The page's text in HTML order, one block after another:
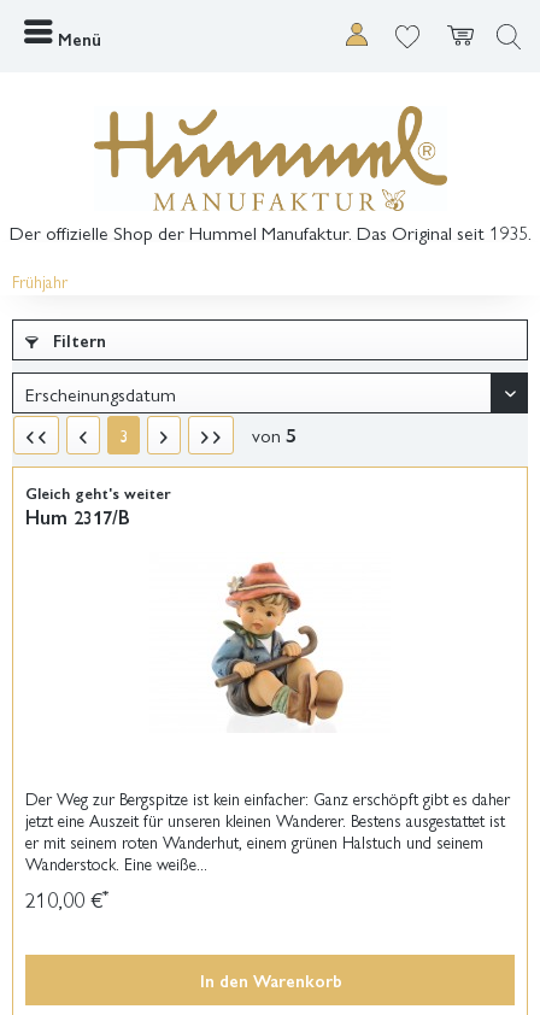
Menü
Der offizielle Shop der Hummel Manufaktur. Das Original seit 1935.
Frühjahr
Filtern
3 von 5
Gleich geht's weiter
Hum 2317/B
Der Weg zur Bergspitze ist kein einfacher: Ganz erschöpft gibt es daher
jetzt eine Auszeit für unseren kleinen Wanderer. Bestens ausgestattet ist
er mit seinem roten Wanderhut, einem grünen Halstuch und seinem
Wanderstock. Eine weiße...
210,00 €*
In den Warenkorb